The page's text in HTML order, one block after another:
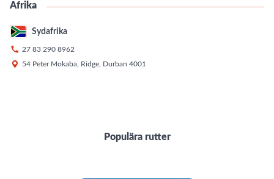
Afrika
Sydafrika
 27 83 290 8962
 54 Peter Mokaba, Ridge, Durban 4001
Populära rutter